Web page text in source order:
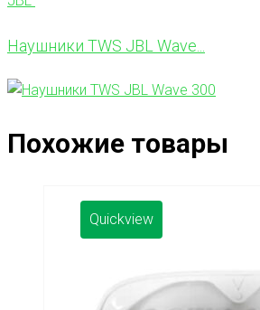
Наушники TWS JBL Wave...
Похожие товары
Quickview